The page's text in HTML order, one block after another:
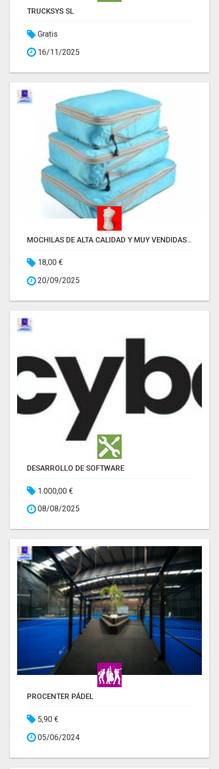
TRUCKSYS SL
Gratis
16/11/2025
MOCHILAS DE ALTA CALIDAD Y MUY VENDIDAS！
18,00 €
20/09/2025
DESARROLLO DE SOFTWARE
1.000,00 €
08/08/2025
PROCENTER PÁDEL
5,90 €
05/06/2024